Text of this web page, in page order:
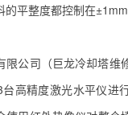
平整度都控制在±1mm
限公司（巨龙冷却塔维
高精度激光水平仪进